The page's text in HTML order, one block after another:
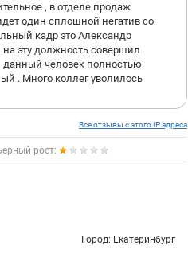
, в отделе продаж
один сплошной негатив со
кадр это Александр
на эту должность совершил
человек полностью
. Много коллег уволилось
Все отзывы с этого IP адреса
рост:
Город: Екатеринбург